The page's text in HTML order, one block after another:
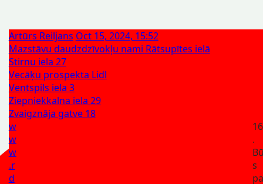
Artūrs Reiljans Oct 15, 2024, 15:52
Mazstāvu daudzdzīvokļu nami Rātsupītes ielā
Stirnu iela 27
Vecāķu prospekta Lidl
Ventspils iela 3
Ziepniekkalna iela 29
Zvaigznāja gatve 18
w
w
w
.r
d
.
s